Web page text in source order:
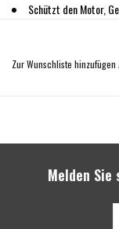
Schützt den Motor,
einfache Montage
Hergestellt aus
6 mm Stärke
3 Jahre Garantie
Zur Wunschliste hinzufügen
Melden